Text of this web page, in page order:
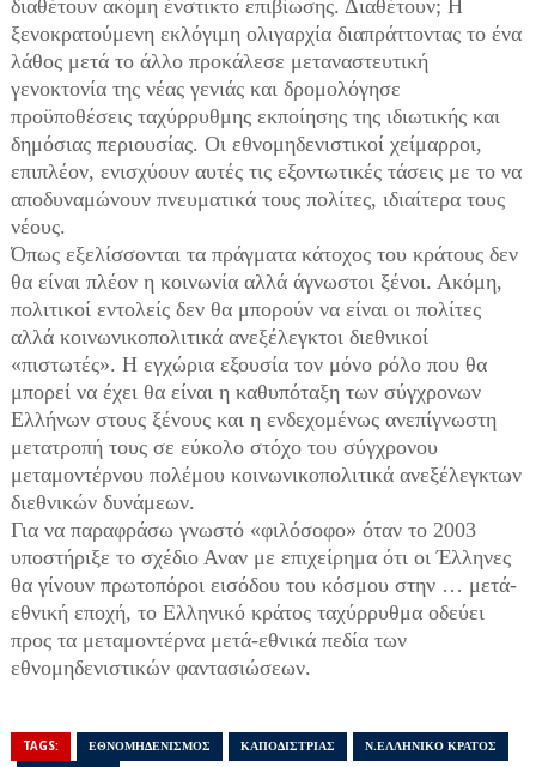
διαθέτουν ακόμη ένστικτο επιβίωσης. Διαθέτουν; Η
ξενοκρατούμενη εκλόγιμη ολιγαρχία διαπράττοντας το ένα
λάθος μετά το άλλο προκάλεσε μεταναστευτική
γενοκτονία της νέας γενιάς και δρομολόγησε
προϋποθέσεις ταχύρρυθμης εκποίησης της ιδιωτικής και
δημόσιας περιουσίας. Οι εθνομηδενιστικοί χείμαρροι,
επιπλέον, ενισχύουν αυτές τις εξοντωτικές τάσεις με το να
αποδυναμώνουν πνευματικά τους πολίτες, ιδιαίτερα τους
νέους.
Όπως εξελίσσονται τα πράγματα κάτοχος του κράτους δεν
θα είναι πλέον η κοινωνία αλλά άγνωστοι ξένοι. Ακόμη,
πολιτικοί εντολείς δεν θα μπορούν να είναι οι πολίτες
αλλά κοινωνικοπολιτικά ανεξέλεγκτοι διεθνικοί
«πιστωτές». Η εγχώρια εξουσία τον μόνο ρόλο που θα
μπορεί να έχει θα είναι η καθυπόταξη των σύγχρονων
Ελλήνων στους ξένους και η ενδεχομένως ανεπίγνωστη
μετατροπή τους σε εύκολο στόχο του σύγχρονου
μεταμοντέρνου πολέμου κοινωνικοπολιτικά ανεξέλεγκτων
διεθνικών δυνάμεων.
Για να παραφράσω γνωστό «φιλόσοφο» όταν το 2003
υποστήριξε το σχέδιο Αναν με επιχείρημα ότι οι Έλληνες
θα γίνουν πρωτοπόροι εισόδου του κόσμου στην … μετά-
εθνική εποχή, το Ελληνικό κράτος ταχύρρυθμα οδεύει
προς τα μεταμοντέρνα μετά-εθνικά πεδία των
εθνομηδενιστικών φαντασιώσεων.
TAGS: ΕΘΝΟΜΗΔΕΝΙΣΜΟΣ ΚΑΠΟΔΙΣΤΡΙΑΣ Ν.ΕΛΛΗΝΙΚΟ ΚΡΑΤΟΣ